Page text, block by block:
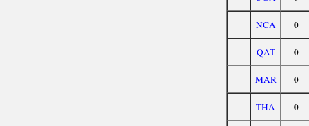
NCA 0
QAT 0
MAR 0
THA 0